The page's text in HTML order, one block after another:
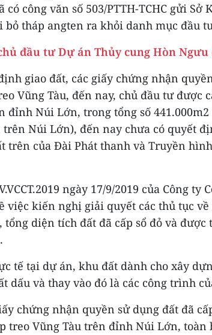
có công văn số 503/PTTH-TCHC gửi Sở
tháp angten ra khỏi danh mục đầu
đầu tư Dự án Thủy cung Hòn
giao đất, các giấy chứng nhận
Vũng Tàu, đến nay, chủ đầu tư được
đỉnh Núi Lớn, trong tổng số
Núi Lớn), đến nay chưa có quyết
trên của Đài Phát thanh và Truyền
ngày 17/9/2019 của Công ty
việc kiến nghị giải quyết các thủ tục
tổng diện tích đất đã cấp sổ đỏ và
tế tại dự án, khu đất dành cho xây
dấu và thay vào đó là các công trình
chứng nhận quyền sử dụng đất đã
treo Vũng Tàu trên đỉnh Núi Lớn,